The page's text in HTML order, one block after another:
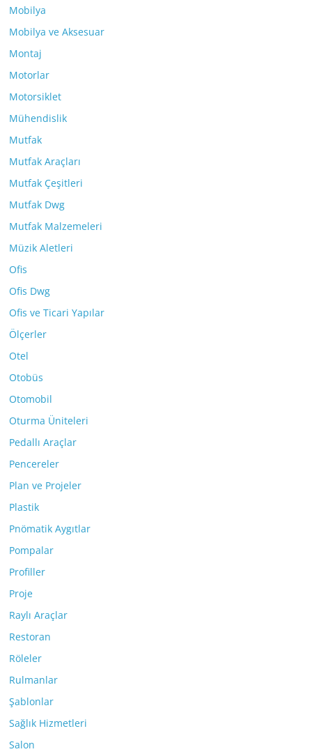
Mobilya
Mobilya ve Aksesuar
Montaj
Motorlar
Motorsiklet
Mühendislik
Mutfak
Mutfak Araçları
Mutfak Çeşitleri
Mutfak Dwg
Mutfak Malzemeleri
Müzik Aletleri
Ofis
Ofis Dwg
Ofis ve Ticari Yapılar
Ölçerler
Otel
Otobüs
Otomobil
Oturma Üniteleri
Pedallı Araçlar
Pencereler
Plan ve Projeler
Plastik
Pnömatik Aygıtlar
Pompalar
Profiller
Proje
Raylı Araçlar
Restoran
Röleler
Rulmanlar
Şablonlar
Sağlık Hizmetleri
Salon